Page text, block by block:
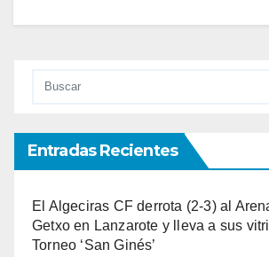
Entradas Recientes
El Algeciras CF derrota (2-3) al
Getxo en Lanzarote y lleva a sus
Torneo ‘San Ginés’